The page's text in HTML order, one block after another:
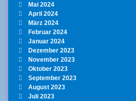
Mai 2024
April 2024
März 2024
Februar 2024
Januar 2024
Dezember 2023
November 2023
Oktober 2023
September 2023
August 2023
Juli 2023